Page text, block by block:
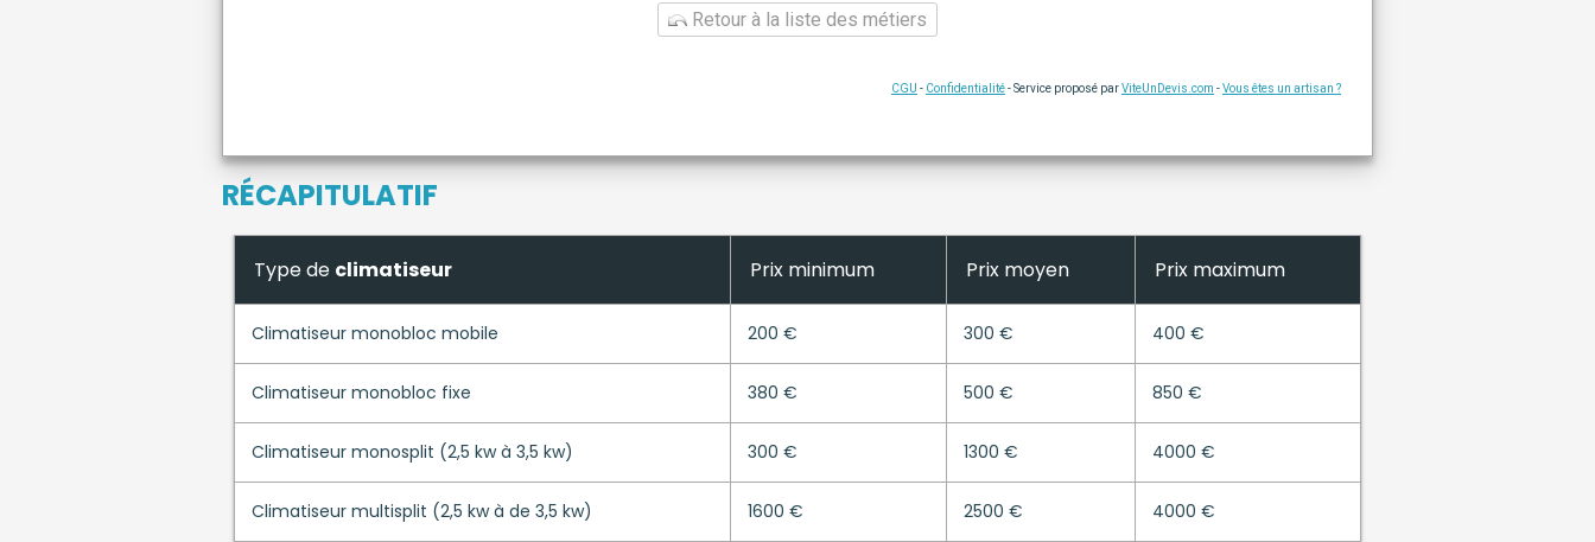
Retour à la liste des métiers
CGU - Confidentialité- Service proposé parViteUnDevis.com -Vous êtes un artisan ?
RÉCAPITULATIF
Type de climatiseur Prix minimum Prix moyen Prix maximum
Climatiseur monobloc mobile 200 € 300 € 400 €
Climatiseur monobloc fixe 380 € 500 € 850 €
Climatiseur monosplit (2,5 kw à 3,5 kw) 300 € 1300 € 4000 €
Climatiseur multisplit (2,5 kw à de 3,5 kw) 1600 € 2500 € 4000 €